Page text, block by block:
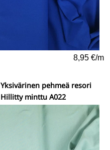
8,95 €/m
Yksivärinen pehmeä resori
Hillitty minttu A022